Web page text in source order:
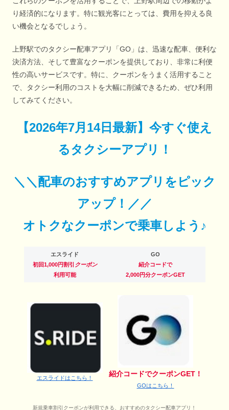
り経済的になります。特に観光客にとっては、費用を抑える良
い機会となるでしょう。
上野駅でのタクシー配車アプリ「GO」は、迅速な配車、便利な
決済方法、そして豊富なクーポンを提供しており、非常に利便
性の高いサービスです。特に、クーポンをうまく活用すること
で、タクシー利用のコストを大幅に削減できるため、ぜひ利用
してみてください。
【2026年7月14日最新】 今すぐ使え
るタクシーアプリ！
＼＼配車のおすすめアプリをピック
アップ！／／
オトクなクーポンで乗車しよう♪
エスライド
初回1,000円割引 クーポン
利用可能
GO
紹介コードで
2,000円分クーポンGET
エスライドはこちら！
紹介コードでクーポンGET！
GOはこちら！
新規乗車割引クーポンが利用できる、おすすめのタクシー配車アプリ！